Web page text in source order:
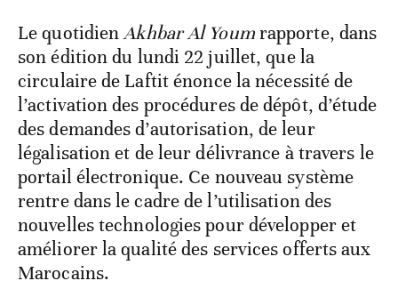
Le quotidienAkhbar Al Youmrapporte, dans
son édition du lundi 22 juillet, que la
circulaire de Laftit énonce la nécessité de
l’activation des procédures de dépôt, d’étude
des demandes d’autorisation, de leur
légalisation et de leur délivrance à travers le
portail électronique. Ce nouveau système
rentre dans le cadre de l’utilisation des
nouvelles technologies pour développer et
améliorer la qualité des services offerts aux
Marocains.